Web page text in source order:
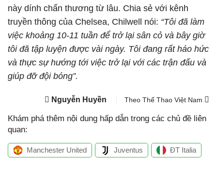
này dính chấn thương từ lâu. Chia sẻ với kênh
truyền thông của Chelsea, Chilwell nói: “Tôi đã làm
việc khoảng 10-11 tuần để trở lại sân cỏ và bây giờ
tôi đã tập luyện được vài ngày. Tôi đang rất háo hức
và thực sự hướng tới việc trở lại với các trận đấu và
giúp đỡ đội bóng”.
Nguyễn Huyền Theo Thể Thao Việt Nam
Khám phá thêm nội dung hấp dẫn trong các chủ đề liên
quan:
Manchester United Juventus ĐT Italia